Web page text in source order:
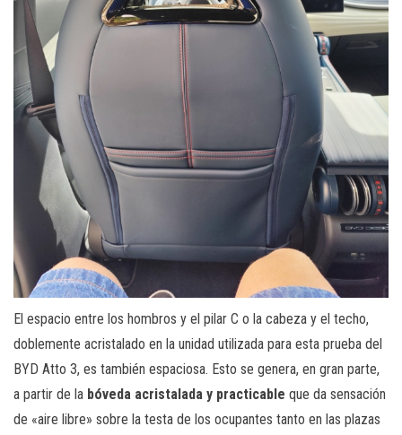
El espacio entre los hombros y el pilar C o la cabeza y el techo,
doblemente acristalado en la unidad utilizada para esta prueba del
BYD Atto 3, es también espaciosa. Esto se genera, en gran parte,
a partir de la bóveda acristalada y practicable que da sensación
de «aire libre» sobre la testa de los ocupantes tanto en las plazas